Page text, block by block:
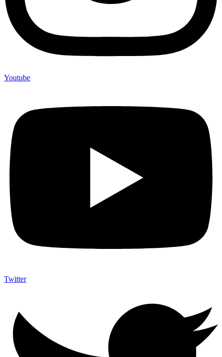
Youtube
Twitter